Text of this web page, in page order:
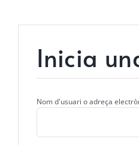
Inicia
Nom d'usuari o adreça